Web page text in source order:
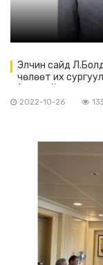
Элчин сайд
чөлөөт их
Фоортой уулзав
2022-10-26